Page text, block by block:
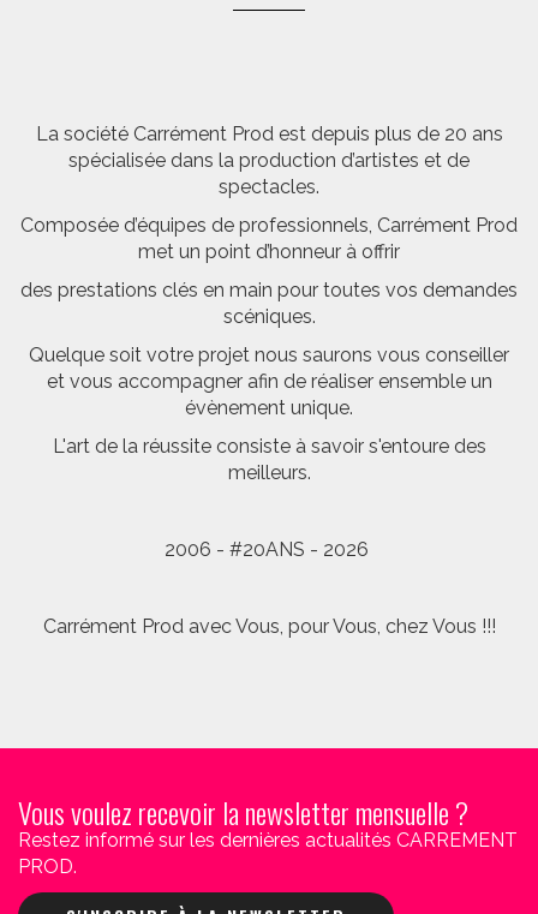
La société Carrément Prod est depuis plus de 20 ans
spécialisée dans la production d’artistes et de
spectacles.
Composée d’équipes de professionnels, Carrément Prod
met un point d’honneur à offrir
des prestations clés en main pour toutes vos demandes
scéniques.
Quelque soit votre projet nous saurons vous conseiller
et vous accompagner afin de réaliser ensemble un
évènement unique.
L'art de la réussite consiste à savoir s'entoure des
meilleurs.
2006 - #20ANS - 2026
Carrément Prod avec Vous, pour Vous, chez Vous !!!
Vous voulez recevoir la newsletter mensuelle ?
Restez informé sur les dernières actualités CARREMENT
PROD.